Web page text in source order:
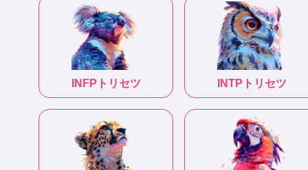
INFP トリセツ INTP トリセツ